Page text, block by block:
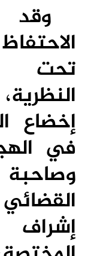
وقد
تحت
إخضاع
في
إشراف